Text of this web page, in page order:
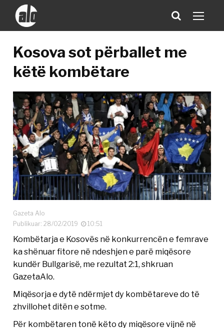
Kosova sot përballet me
këtë kombëtare
Gazeta Alo
Publikuar: 28/02/2019
10:51
Kombëtarja e Kosovës në konkurrencën e femrave
ka shënuar fitore në ndeshjen e parë miqësore
kundër Bullgarisë, me rezultat 2:1, shkruan
GazetaAlo.
Miqësorja e dytë ndërmjet dy kombëtareve do të
zhvillohet ditën e sotme.
Për kombëtaren tonë këto dy miqësore vijnë në